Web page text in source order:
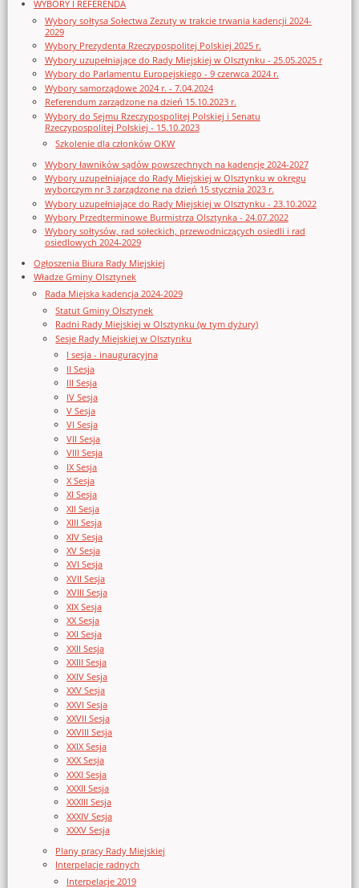
WYBORY I REFERENDA
Wybory sołtysa Sołectwa Zezuty w trakcie trwania kadencji 2024-
2029
Wybory Prezydenta Rzeczypospolitej Polskiej 2025 r.
Wybory uzupełniające do Rady Miejskiej w Olsztynku - 25.05.2025 r
Wybory do Parlamentu Europejskiego - 9 czerwca 2024 r.
Wybory samorządowe 2024 r. - 7.04.2024
Referendum zarządzone na dzień 15.10.2023 r.
Wybory do Sejmu Rzeczypospolitej Polskiej i Senatu
Rzeczypospolitej Polskiej - 15.10.2023
Szkolenie dla członków OKW
Wybory ławników sądów powszechnych na kadencję 2024-2027
Wybory uzupełniające do Rady Miejskiej w Olsztynku w okręgu
wyborczym nr 3 zarządzone na dzień 15 stycznia 2023 r.
Wybory uzupełniające do Rady Miejskiej w Olsztynku - 23.10.2022
Wybory Przedterminowe Burmistrza Olsztynka - 24.07.2022
Wybory sołtysów, rad sołeckich, przewodniczących osiedli i rad
osiedlowych 2024-2029
Ogłoszenia Biura Rady Miejskiej
Władze Gminy Olsztynek
Rada Miejska kadencja 2024-2029
Statut Gminy Olsztynek
Radni Rady Miejskiej w Olsztynku (w tym dyżury)
Sesje Rady Miejskiej w Olsztynku
I sesja - inauguracyjna
II Sesja
III Sesja
IV Sesja
V Sesja
VI Sesja
VII Sesja
VIII Sesja
IX Sesja
X Sesja
XI Sesja
XII Sesja
XIII Sesja
XIV Sesja
XV Sesja
XVI Sesja
XVII Sesja
XVIII Sesja
XIX Sesja
XX Sesja
XXI Sesja
XXII Sesja
XXIII Sesja
XXIV Sesja
XXV Sesja
XXVI Sesja
XXVII Sesja
XXVIII Sesja
XXIX Sesja
XXX Sesja
XXXI Sesja
XXXII Sesja
XXXIII Sesja
XXXIV Sesja
XXXV Sesja
Plany pracy Rady Miejskiej
Interpelacje radnych
Interpelacje 2019